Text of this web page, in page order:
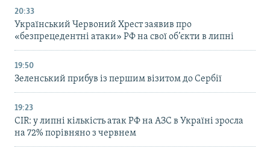
20:33
Український Червоний Хрест заявив про
«безпрецедентні атаки» РФ на свої об’єкти в липні
19:50
Зеленський прибув із першим візитом до Сербії
19:23
CIR: у липні кількість атак РФ на АЗС в Україні зросла
на 72% порівняно з червнем